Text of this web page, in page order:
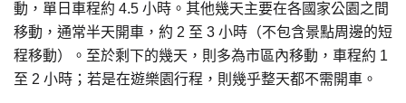
動，單日車程約 4.5 小時。其他幾天主要在各國家公園之間
移動，通常半天開車，約 2 至 3 小時（不包含景點周邊的短
程移動）。至於剩下的幾天，則多為市區內移動，車程約 1
至 2 小時；若是在遊樂園行程，則幾乎整天都不需開車。